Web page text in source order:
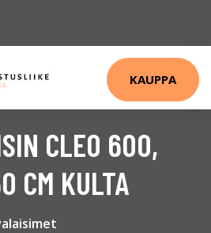
KAUPPA
CLEO 600,
CM KULTA